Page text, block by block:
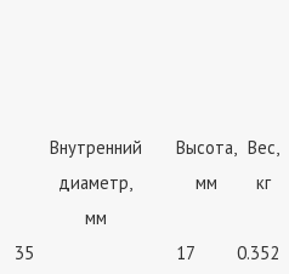
Внутренний
диаметр,
мм
Высота,
мм
Вес,
кг
35 17
0.352